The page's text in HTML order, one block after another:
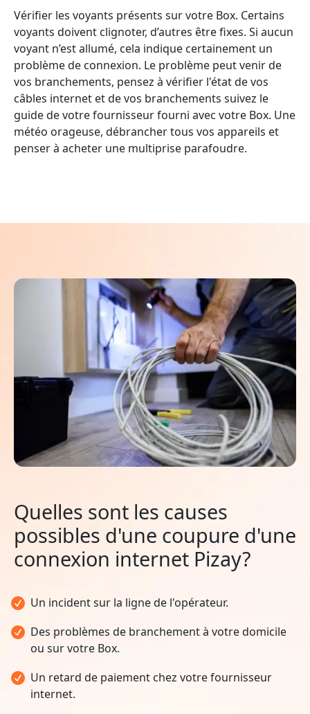
Vérifier les voyants présents sur votre Box. Certains
voyants doivent clignoter, d’autres être fixes. Si aucun
voyant n’est allumé, cela indique certainement un
problème de connexion. Le problème peut venir de
vos branchements, pensez à vérifier l'état de vos
câbles internet et de vos branchements suivez le
guide de votre fournisseur fourni avec votre Box. Une
météo orageuse, débrancher tous vos appareils et
penser à acheter une multiprise parafoudre.
Quelles sont les causes
possibles d'une coupure d'une
connexion internet Pizay?
Un incident sur la ligne de l'opérateur.
Des problèmes de branchement à votre domicile
ou sur votre Box.
Un retard de paiement chez votre fournisseur
internet.